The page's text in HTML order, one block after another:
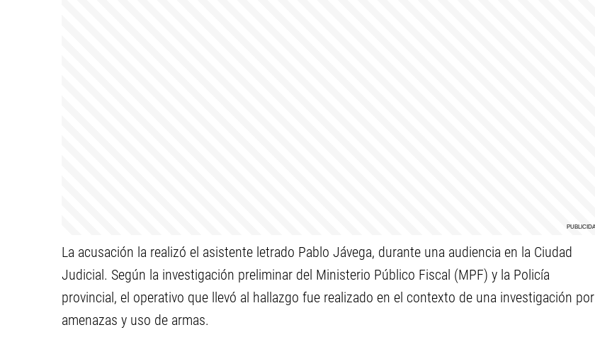
La acusación la realizó el asistente letrado Pablo Jávega, durante una audiencia en la Ciudad
Judicial. Según la investigación preliminar del Ministerio Público Fiscal (MPF) y la Policía
provincial, el operativo que llevó al hallazgo fue realizado en el contexto de una investigación por
amenazas y uso de armas.